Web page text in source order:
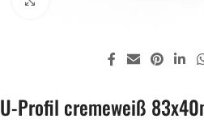
U-Profil cremeweiß